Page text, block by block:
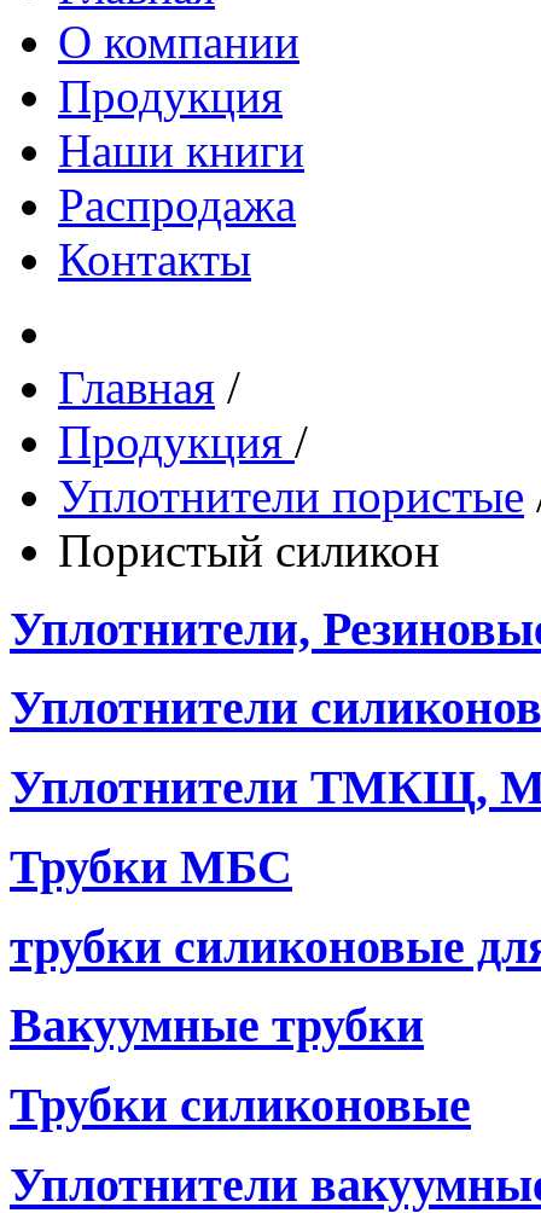
О компании
Продукция
Наши книги
Распродажа
Контакты
Главная /
Продукция /
Уплотнители пористые
Пористый силикон
Уплотнители,
Уплотнители
Уплотнители ТМКЩ,
Трубки МБС
трубки силиконовые
Вакуумные трубки
Трубки силиконовые
Уплотнители